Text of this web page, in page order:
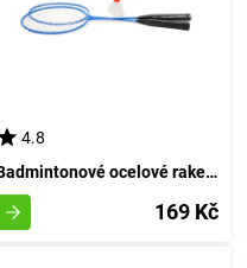
4.8
Badmintonové ocelové rakety 60 cm - černá
169 Kč